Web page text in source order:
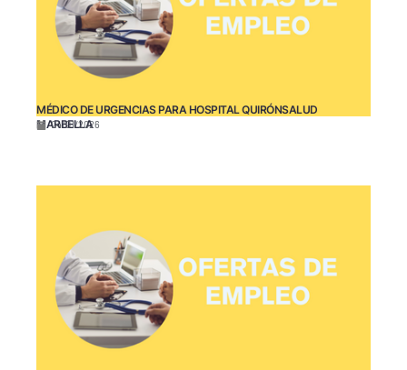
MÉDICO DE URGENCIAS PARA HOSPITAL QUIRÓNSALUD
MARBELLA
04/01/2026